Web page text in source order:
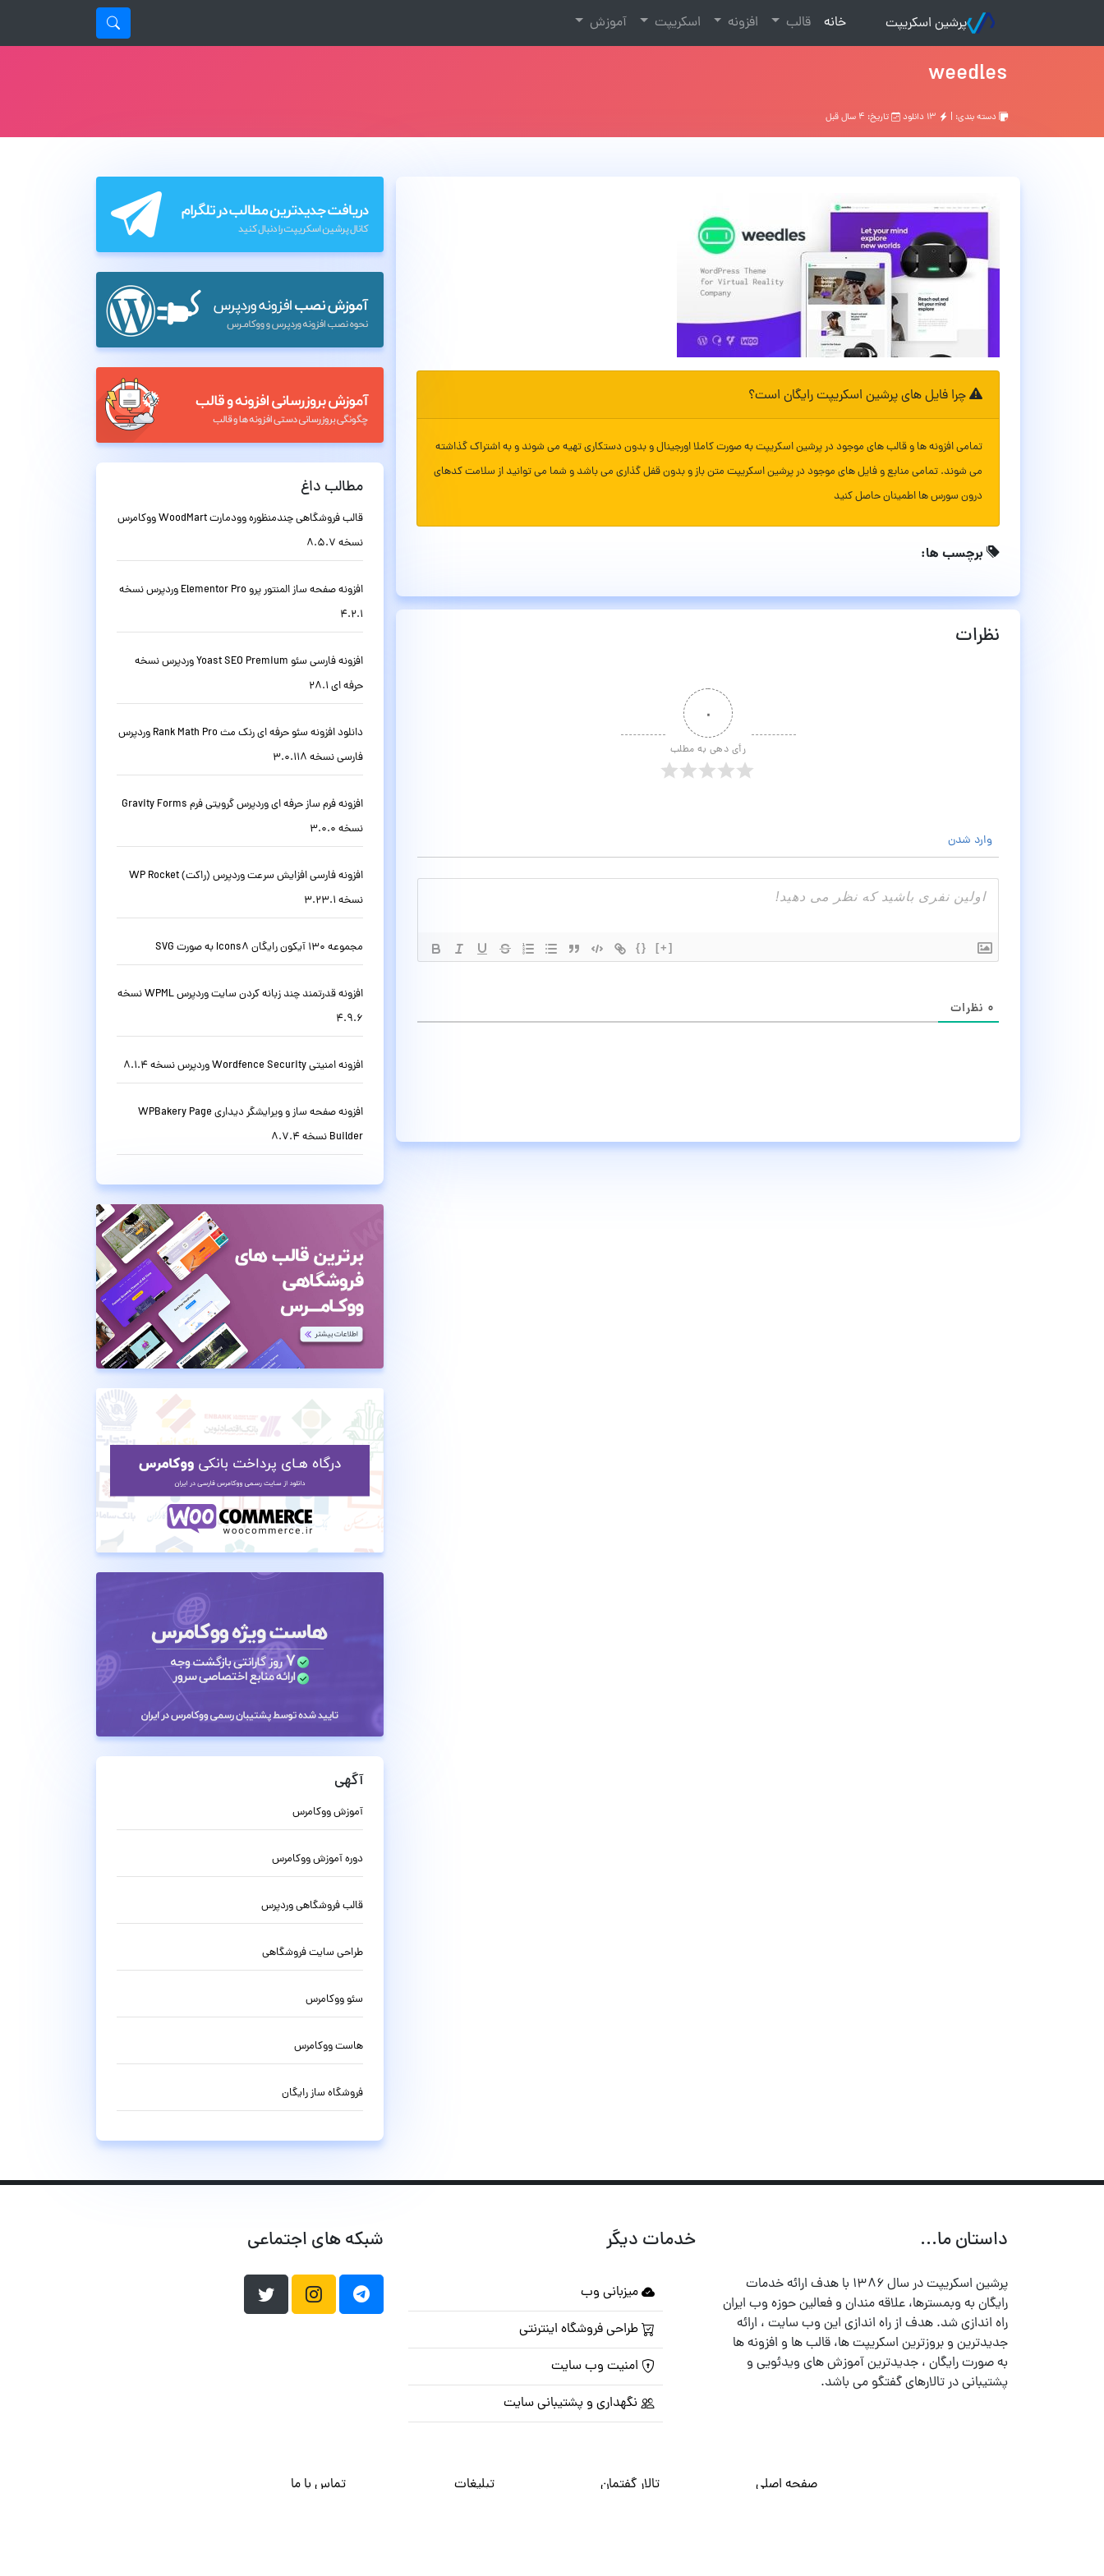
پرشین اسکریپت خانه
(current) قالب افزونه اسکریپت آموزش
weedles
دسته بندی: | تاریخ: ۴ سال قبل
چرا فایل های پرشین اسکریپت رایگان است؟
تمامی افزونه ها و قالب های موجود در پرشین اسکریپت به صورت کاملا اورجینال و بدون دستکاری تهیه می شوند و به اشتراک گذاشته
می شوند. تمامی منابع و فایل های موجود در پرشین اسکریپت متن باز و بدون قفل گذاری می باشد و شما می توانید از سلامت کدهای
درون سورس ها اطمینان حاصل کنید
برچسب ها:
نظرات
۰
رأی دهی به مطلب
وارد شدن
{} [+]
۰ نظرات
مطالب داغ
قالب فروشگاهی چندمنظوره وودمارت WoodMart ووکامرس
نسخه 8.5.7
افزونه صفحه ساز المنتور پرو Elementor Pro وردپرس نسخه
4.2.1
افزونه فارسی سئو Yoast SEO Premium وردپرس نسخه
حرفه ای 28.1
دانلود افزونه سئو حرفه ای رنک مث Rank Math Pro وردپرس
فارسی نسخه 3.0.118
افزونه فرم ساز حرفه ای وردپرس گرویتی فرم Gravity Forms
نسخه 3.0.0
افزونه فارسی افزایش سرعت وردپرس (راکت) WP Rocket
نسخه 3.23.1
مجموعه 130 آیکون رایگان Icons8 به صورت SVG
افزونه قدرتمند چند زبانه کردن سایت وردپرس WPML نسخه
4.9.6
افزونه امنیتی Wordfence Security وردپرس نسخه 8.1.4
افزونه صفحه ساز و ویرایشگر دیداری WPBakery Page
Builder نسخه 8.7.4
آگهی
آموزش ووکامرس
دوره آموزش ووکامرس
قالب فروشگاهی وردپرس
طراحی سایت فروشگاهی
سئو ووکامرس
هاست ووکامرس
فروشگاه ساز رایگان
داستان ما...
پرشین اسکریپت در سال ۱۳۸۶ با هدف ارائه خدمات
رایگان به وبمسترها، علاقه مندان و فعالین حوزه وب ایران
راه اندازی شد. هدف از راه اندازی این وب سایت ، ارائه
جدیدترین و بروزترین اسکریپت ها، قالب ها و افزونه ها
به صورت رایگان ، جدیدترین آموزش های ویدئویی و
پشتیبانی در تالارهای گفتگو می باشد.
خدمات دیگر
میزبانی وب
طراحی فروشگاه اینترنتی
امنیت وب سایت
نگهداری و پشتیبانی سایت
شبکه های اجتماعی
صفحه اصلی تالار گفتمان تبلیغات تماس با ما